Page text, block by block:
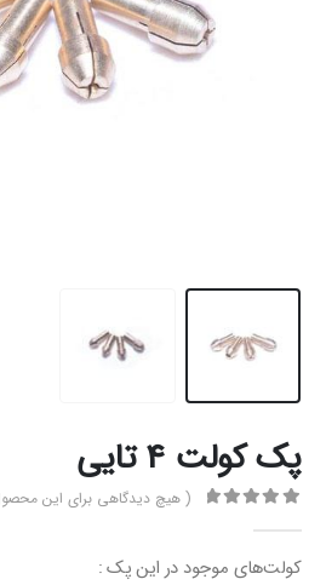
پک کولت 4 تایی
( هیچ دیدگاهی برای این
کولت‌های موجود در این پک :